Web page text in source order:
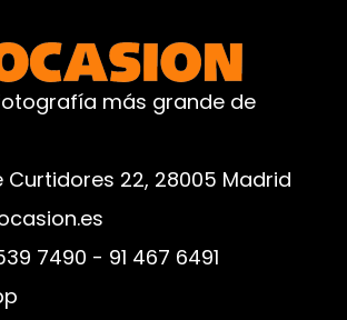
más grande de
Curtidores 22, 28005 Madrid
7490 - 91 467 6491